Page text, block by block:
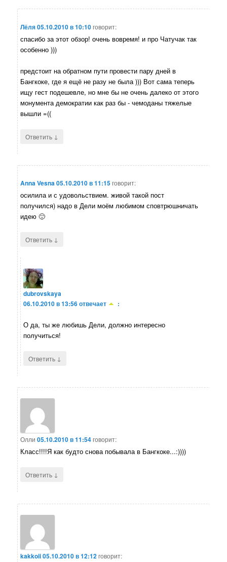
Лёля05.10.2010 в 10:10говорит:
спасибо за этот обзор! очень вовремя! и про Чатучак так
особенно )))
предстоит на обратном пути провести пару дней в
Бангкоке, где я ещё не разу не была ))) Вот сама теперь
ищу гест подешевле, но мне бы не очень далеко от этого
монумента демократии как раз бы - чемоданы тяжелые
вышли =((
Ответить ↓
Anna Vesna05.10.2010 в 11:15говорит:
осилила и с удовольствием. живой такой пост
получился) надо в Дели моём любимом сповтрюшничать
идею 🙂
Ответить ↓
dubrovskaya
06.10.2010 в 13:56отвечает :
О да, ты же любишь Дели, должно интересно
получиться!
Ответить ↓
Олли 05.10.2010 в 11:54говорит:
Класс!!!!Я как будто снова побывала в Бангкоке...:))))
Ответить ↓
kakkoii05.10.2010 в 12:12говорит: